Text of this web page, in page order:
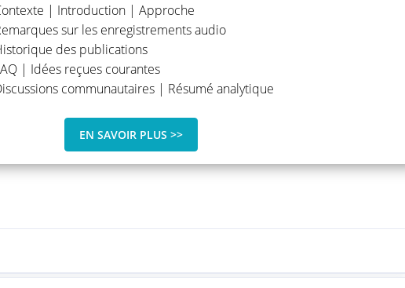
| Introduction | Approche
sur les enregistrements audio
des publications
| Idées reçues courantes
communautaires | Résumé analytique
EN SAVOIR PLUS >>